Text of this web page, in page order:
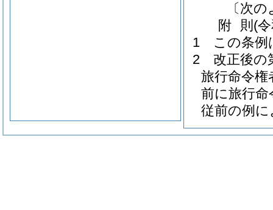
〔次
附 則 (
1
この条例
2
改正後の
旅行命令
前に旅行
従前の例